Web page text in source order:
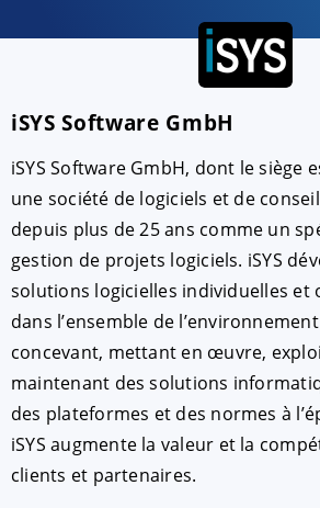
iSYS Software GmbH
iSYS Software GmbH, dont le siège
une société de logiciels et de
depuis plus de 25 ans comme un
gestion de projets logiciels. iSYS
solutions logicielles individuelles et
dans l’ensemble de
concevant, mettant en œuvre,
maintenant des solutions
des plateformes et des normes à
iSYS augmente la valeur et la
clients et partenaires.